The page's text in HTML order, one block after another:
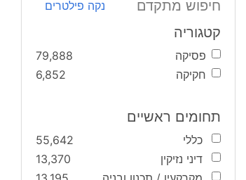
חיפוש מתקדם נקה פילטרים
קטגוריה
פסיקה
79,888
חקיקה
6,852
תחומים ראשיים
כללי
55,642
דיני נזיקין
13,370